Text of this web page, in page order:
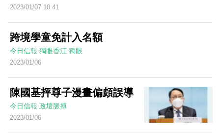
2023/01/07 10:41
跨境學童免計入名額
今日信報 獨眼香江 獨眼
2023/01/06
陳國基抨尊子漫畫偏頗誤導
今日信報 政壇脈搏
2023/01/06